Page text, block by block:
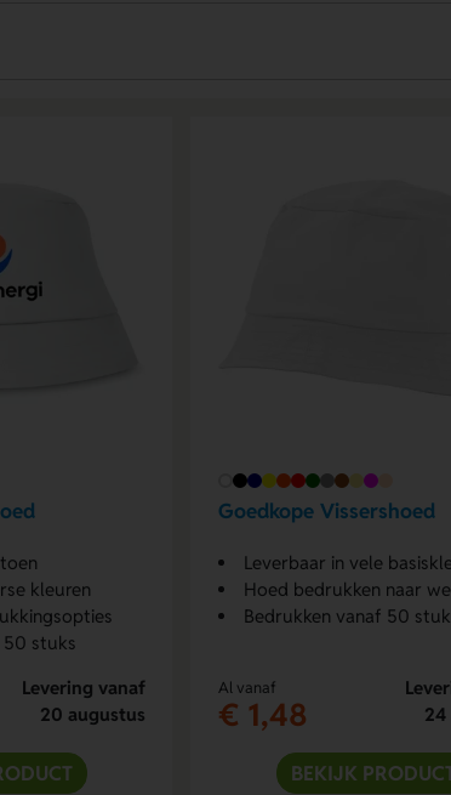
kleuren
50 stuks
Levering vanaf
20 augustus
Goedkope Vissershoed
Leverbaar in vele
Hoed bedrukken naar
Bedrukken vanaf 50
Al vanaf
€ 1,48
24
BEKIJK